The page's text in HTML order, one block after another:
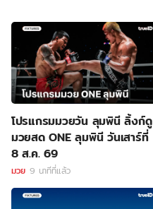
โปรแกรมมวยวัน ลุมพินี ลิ้งก์ดู
มวยสด ONE ลุมพินี วันเสาร์ที่
8 ส.ค. 69
มวย 9 นาทีที่แล้ว